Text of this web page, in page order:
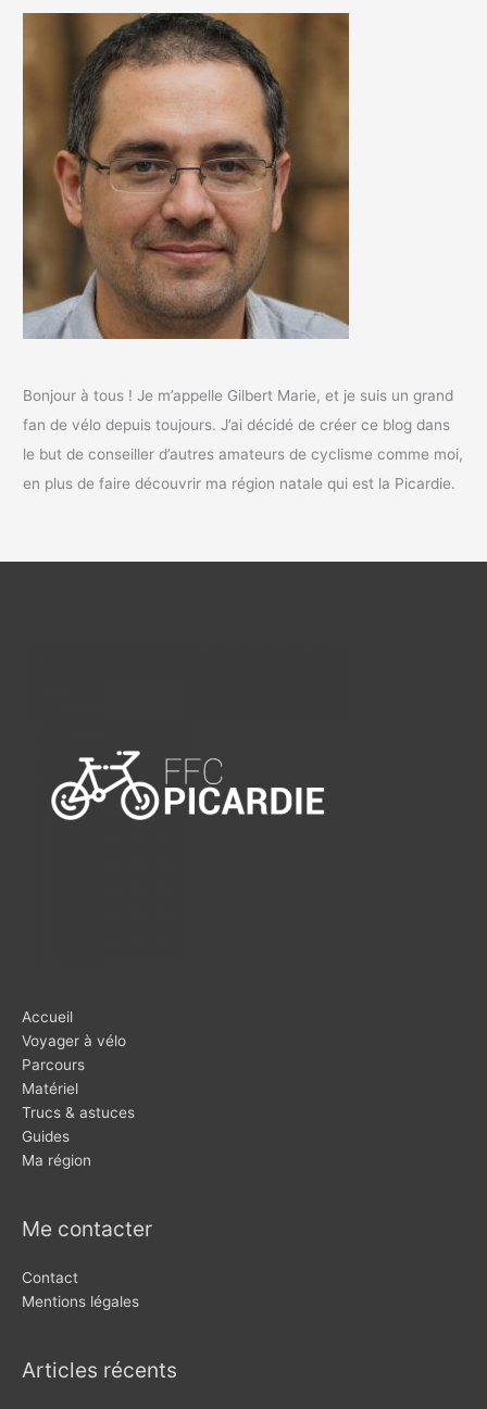
Bonjour à tous ! Je m’appelle Gilbert Marie, et je suis un grand
fan de vélo depuis toujours. J’ai décidé de créer ce blog dans
le but de conseiller d’autres amateurs de cyclisme comme moi,
en plus de faire découvrir ma région natale qui est la Picardie.
Accueil
Voyager à vélo
Parcours
Matériel
Trucs & astuces
Guides
Ma région
Me contacter
Contact
Mentions légales
Articles récents